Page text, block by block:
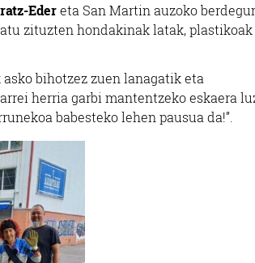
Edereta San Martin auzoko
zituzten hondakinak latak,
bihotzez zuen lanagatik eta
herria garbi mantentzeko eskaera
babesteko lehen pausua da!”.